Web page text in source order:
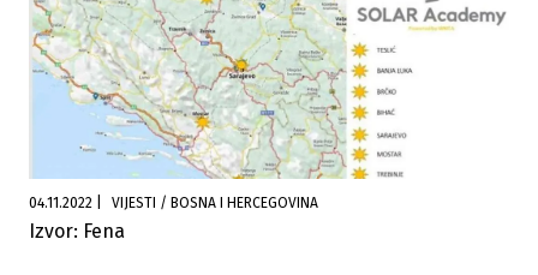
04.11.2022 VIJESTI / BOSNA I HERCEGOVINA
Izvor: Fena